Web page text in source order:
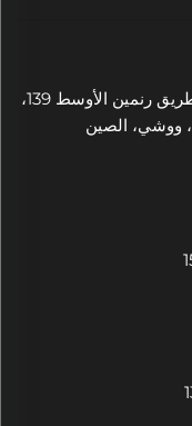
الغرفة 1002، المبنى 2، ساحة هينغلونغ، طريق رنمين الأوسط 139،
ووشي، الصين